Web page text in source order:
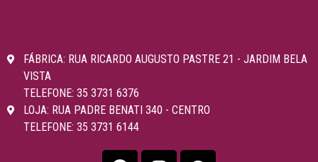
FÁBRICA: RUA RICARDO AUGUSTO PASTRE 21 - JARDIM BELA
VISTA
TELEFONE: 35 3731 6376
LOJA: RUA PADRE BENATI 340 - CENTRO
TELEFONE: 35 3731 6144